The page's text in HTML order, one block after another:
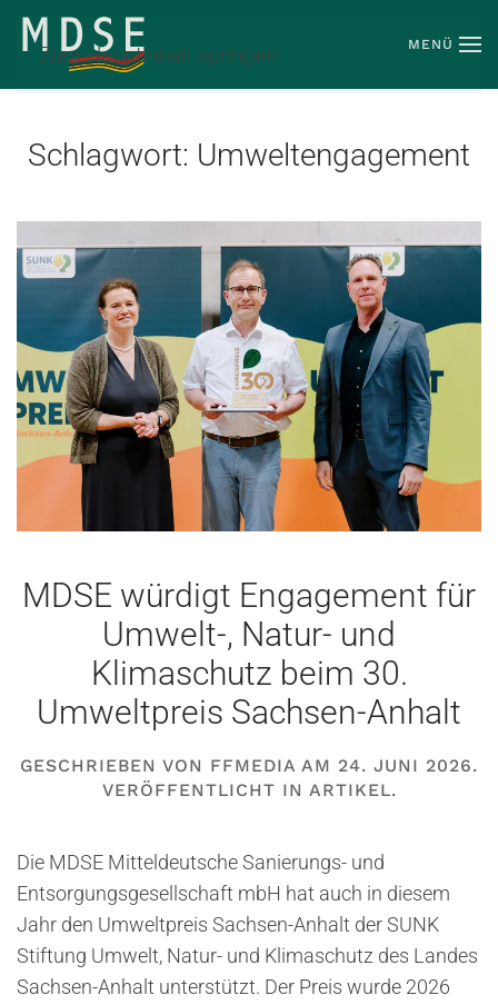
Zum Hauptinhalt springen MENÜ
Schlagwort: Umweltengagement
MDSE würdigt Engagement für
Umwelt-, Natur- und
Klimaschutz beim 30.
Umweltpreis Sachsen-Anhalt
GESCHRIEBEN VON FFMEDIA AM 24. JUNI 2026.
VERÖFFENTLICHT IN ARTIKEL.
Die MDSE Mitteldeutsche Sanierungs- und
Entsorgungsgesellschaft mbH hat auch in diesem
Jahr den Umweltpreis Sachsen-Anhalt der SUNK
Stiftung Umwelt, Natur- und Klimaschutz des Landes
Sachsen-Anhalt unterstützt. Der Preis wurde 2026